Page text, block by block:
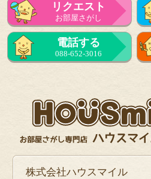
リクエスト
お部屋さがし
電話する
088-652-3016
株式会社ハウスマイル